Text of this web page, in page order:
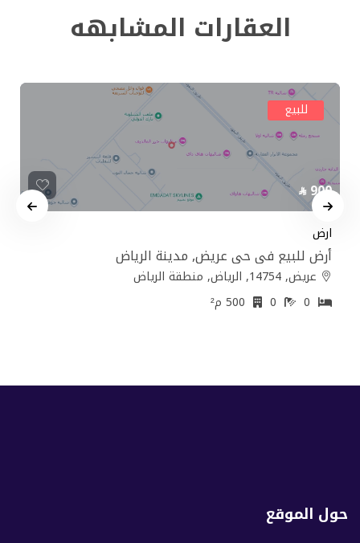
العقارات المشابهه
للبيع
900
ارض
أرض للبيع في حي عريض, مدينة الرياض
عريض, 14754, الرياض, منطقة الرياض
حول الموقع